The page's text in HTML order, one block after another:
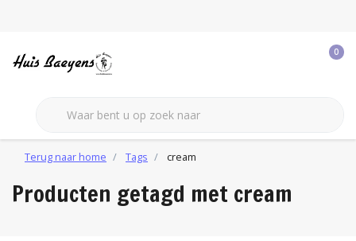
0
Terug naar home Tags cream
Producten getagd met cream